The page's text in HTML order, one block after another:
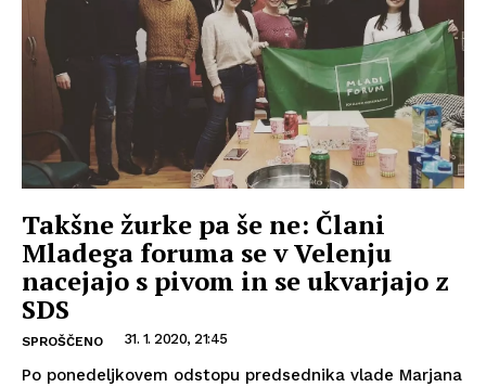
Takšne žurke pa še ne: Člani
Mladega foruma se v Velenju
nacejajo s pivom in se ukvarjajo z
SDS
SPROŠČENO 31. 1. 2020, 21:45
Po ponedeljkovem odstopu predsednika vlade Marjana